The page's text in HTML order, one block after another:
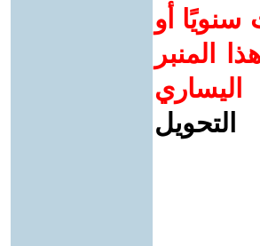
10 دولارات سنويًا أو
المنبر